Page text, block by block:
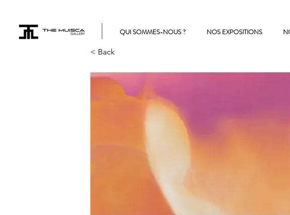
QUI SOMMES-NOUS ? NOS EXPOSITIONS
< Back